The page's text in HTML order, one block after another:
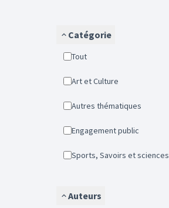
Catégorie
Tout
Art et Culture
Autres thématiques
Engagement public
Sports, Savoirs et sciences
Auteurs